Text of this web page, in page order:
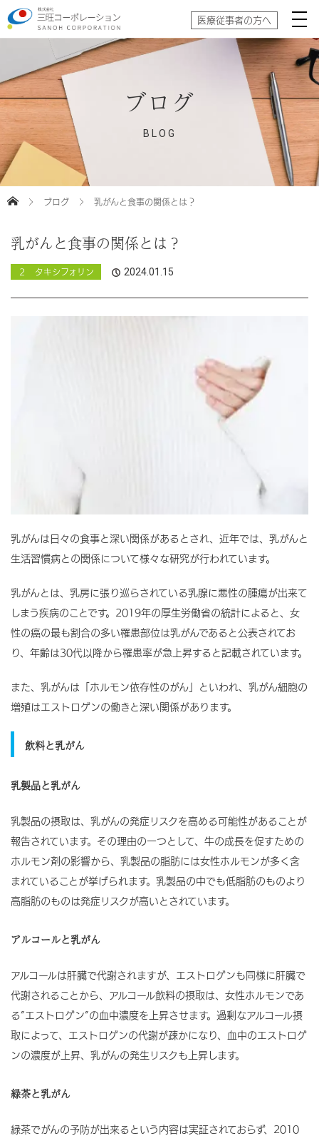
医療従事者の方へ
ブログ
BLOG
ブログ 乳がんと食事の関係とは？
乳がんと食事の関係とは？
２ タキシフォリン 2024.01.15
乳がんは日々の食事と深い関係があるとされ、近年では、乳がんと
生活習慣病との関係について様々な研究が行われています。
乳がんとは、乳房に張り巡らされている乳腺に悪性の腫瘍が出来て
しまう疾病のことです。2019年の厚生労働省の統計によると、女
性の癌の最も割合の多い罹患部位は乳がんであると公表されてお
り、年齢は30代以降から罹患率が急上昇すると記載されています。
また、乳がんは「ホルモン依存性のがん」といわれ、乳がん細胞の
増殖はエストロゲンの働きと深い関係があります。
飲料と乳がん
乳製品と乳がん
乳製品の摂取は、乳がんの発症リスクを高める可能性があることが
報告されています。その理由の一つとして、牛の成長を促すための
ホルモン剤の影響から、乳製品の脂肪には女性ホルモンが多く含
まれていることが挙げられます。乳製品の中でも低脂肪のものより
高脂肪のものは発症リスクが高いとされています。
アルコールと乳がん
アルコールは肝臓で代謝されますが、エストロゲンも同様に肝臓で
代謝されることから、アルコール飲料の摂取は、女性ホルモンであ
る”エストロゲン”の血中濃度を上昇させます。過剰なアルコール摂
取によって、エストロゲンの代謝が疎かになり、血中のエストロゲ
ンの濃度が上昇、乳がんの発生リスクも上昇します。
緑茶と乳がん
緑茶でがんの予防が出来るという内容は実証されておらず、2010